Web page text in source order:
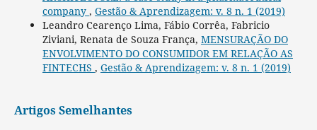
company , Gestão & Aprendizagem: v. 8 n. 1 (2019)
Leandro Cearenço Lima, Fábio Corrêa, Fabricio
Ziviani, Renata de Souza França, MENSURAÇÃO DO
ENVOLVIMENTO DO CONSUMIDOR EM RELAÇÃO AS
FINTECHS , Gestão & Aprendizagem: v. 8 n. 1 (2019)
Artigos Semelhantes